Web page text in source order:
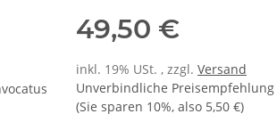
49,50 €
inkl. 19% USt. , zzgl. Versand
Unverbindliche
(Sie sparen 10%, also 5,50 €)